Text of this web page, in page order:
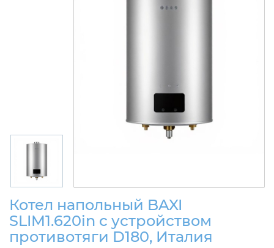
Котел напольный BAXI
SLIM1.620in с устройством
противотяги D180, Италия